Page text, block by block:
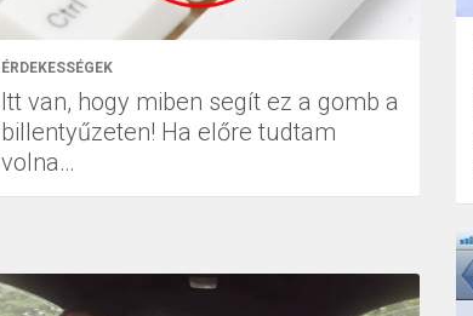
ÉRDEKESSÉGEK
Itt van, hogy miben segít ez a gomb a
billentyűzeten! Ha előre tudtam
volna…